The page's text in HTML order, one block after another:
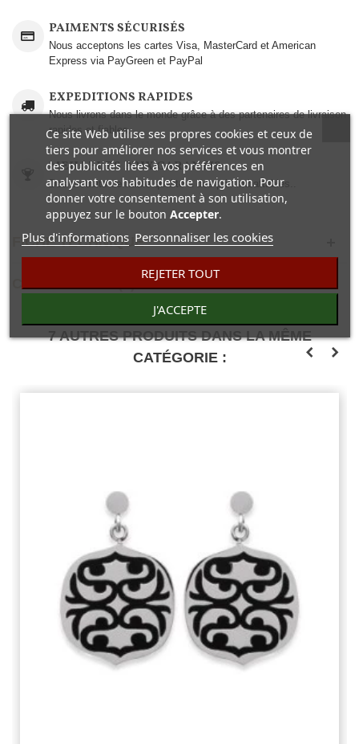
PAIMENTS SÉCURISÉS
Nous acceptons les cartes Visa, MasterCard et American
Express via PayGreen et PayPal
EXPEDITIONS RAPIDES
Nous livrons dans le monde grâce à des partenaires de livraison
rapides et fiables.
MEILLEURS PRIX GARANTIS
Des produits de haute qualité à des prix imbattables..
FICHE TECHNIQUE
COMENTAIRES(0)
7 AUTRES PRODUITS DANS LA MÊME
CATÉGORIE :
Ce site Web utilise ses propres cookies et ceux de
tiers pour améliorer nos services et vous montrer
des publicités liées à vos préférences en
analysant vos habitudes de navigation. Pour
donner votre consentement à son utilisation,
appuyez sur le bouton Accepter.
Plus d'informations Personnaliser les cookies
REJETER TOUT
J'ACCEPTE